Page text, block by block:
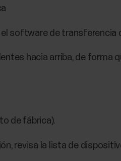
software de transferencia
hacia arriba, de
de fábrica).
revisa la lista de